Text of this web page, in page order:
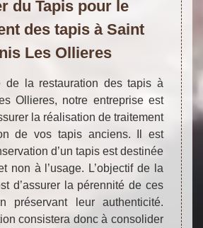
du Tapis pour le
des tapis à Saint
Les Ollieres
de la restauration des tapis à
Ollieres, notre entreprise est
la réalisation de traitement
de vos tapis anciens. Il est
d’un tapis est destinée
non à l’usage. L’objectif de la
d’assurer la pérennité de ces
préservant leur authenticité.
consistera donc à consolider